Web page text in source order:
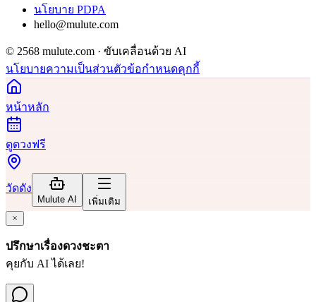
นโยบาย PDPA
hello@mulute.com
© 2568 mulute.com · ขับเคลื่อนด้วย AI
นโยบายความเป็นส่วนตัวข้อกำหนดคุกกี้
หน้าหลัก
ดูดวงฟรี
วัดดัง
Mulute AI เพิ่มเติม
ปรึกษาเรื่องดวงชะตา
คุยกับ AI ได้เลย!